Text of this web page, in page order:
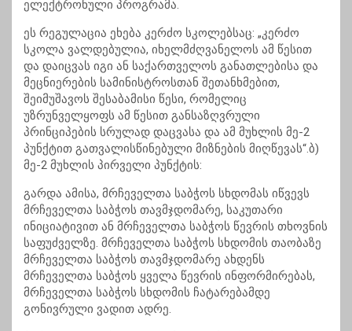
ელექტრონული პროგრამა.
ეს რეგულაცია ეხება კერძო სკოლებსაც: „კერძო
სკოლა ვალდებულია, იხელმძღვანელოს ამ წესით
და დაიცვას იგი ან საქართველოს განათლებისა და
მეცნიერების სამინისტროსთან შეთანხმებით,
შეიმუშავოს შესაბამისი წესი, რომელიც
უზრუნველყოფს ამ წესით განსაზღვრული
პრინციპების სრულად დაცვასა და ამ მუხლის მე-2
პუნქტით გათვალისწინებული მიზნების მიღწევას“.ბ)
მე-2 მუხლის პირველი პუნქტის:
გარდა ამისა, მრჩეველთა საბჭოს სხდომას იწვევს
მრჩეველთა საბჭოს თავმჯდომარე, საკუთარი
ინიციატივით ან მრჩეველთა საბჭოს წევრის თხოვნის
საფუძველზე. მრჩეველთა საბჭოს სხდომის თაობაზე
მრჩეველთა საბჭოს თავმჯდომარე ახდენს
მრჩეველთა საბჭოს ყველა წევრის ინფორმირებას,
მრჩეველთა საბჭოს სხდომის ჩატარებამდე
გონივრული ვადით ადრე.